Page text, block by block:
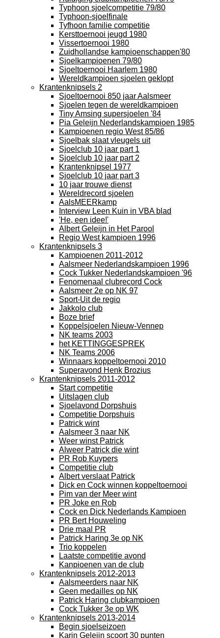
Typhoon sjoelcompetitie 79/80
Typhoon-sjoelfinale
Tyfhoon familie competitie
Kersttoernooi jeugd 1980
Vissertoernooi 1980
Zuidhollandse kampioenschappen'80
Sjoelkampioenen 79/80
Sjoeltoernooi Haarlem 1980
Wereldkampioen sjoelen geklopt
Krantenknipsels 2
Sjoeltoernooi 850 jaar Aalsmeer
Sjoelen tegen de wereldkampioen
Tiny Amsing supersjoelen '84
Pia Geleijn Nederlandskampioen 1985
Kampioenen regio West 85/86
Sjoelbak slaat vleugels uit
Sjoelclub 10 jaar part 1
Sjoelclub 10 jaar part 2
Krantenknipsel 1977
Sjoelclub 10 jaar part 3
10 jaar trouwe dienst
Wereldrecord sjoelen
AalsMEERkamp
Interview Leen Kuin in VBA blad
'He, een idee!'
Albert Geleijn in Het Parool
Regio West kampioen 1996
Krantenknipsels 3
Kampioenen 2011-2012
Aalsmeer Nederlandskampioen 1996
Cock Tukker Nederlandskampioen '96
Fenomenaal clubrecord Cock
Aalsmeer 2e op NK 97
Sport-Uit de regio
Jakkolo club
Boze brief
Koppelsjoelen Nieuw-Vennep
NK teams 2003
het KETTINGGESPREK
NK Teams 2006
Winnaars koppeltoernooi 2010
Superavond Henk Brozius
Krantenknipsels 2011-2012
Start competitie
Uitslagen club
Sjoelavond Dorpshuis
Competitie Dorpshuis
Patrick wint
Aalsmeer 3 naar NK
Weer winst Patrick
Alweer Patrick die wint
PR Rob Kuypers
Competitie club
Albert verslaat Patrick
Dick en Cock winnen koppeltoernooi
Pim van der Meer wint
PR Joke en Rob
Cock en Dick Nederlands Kampioen
PR Bert Houweling
Drie maal PR
Patrick Haring 3e op NK
Trio koppelen
Laatste competitie avond
Kanpioenen van de club
Krantenknipsels 2012-2013
Aalsmeerders naar NK
Geen medailles op NK
Patrick Haring clubkampioen
Cock Tukker 3e op WK
Krantenknipsels 2013-2014
Begin sjoelseizoen
Karin Geleijn scoort 30 punten